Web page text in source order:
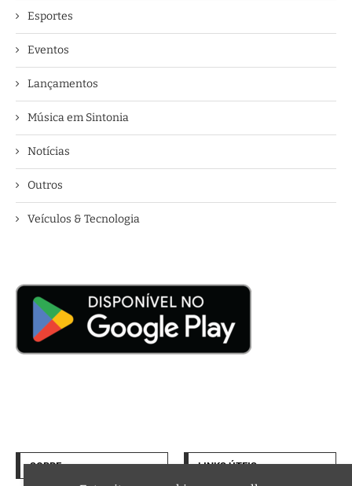
Esportes
Eventos
Lançamentos
Música em Sintonia
Notícias
Outros
Veículos & Tecnologia
SOBRE LINKS ÚTEIS